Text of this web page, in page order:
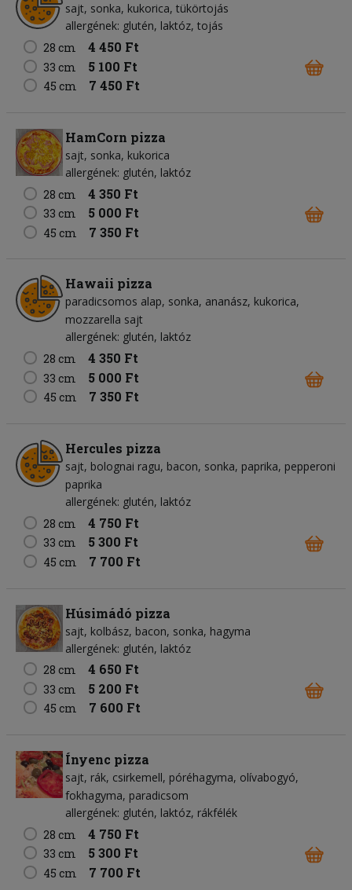
sajt sonka kukorica tükörtojás
allergének: glutén, laktóz, tojás
28 cm
4 450 Ft
33 cm 5 100 Ft
45 cm 7 450 Ft
HamCorn pizza
sajt sonka kukorica
allergének: glutén, laktóz
28 cm
4 350 Ft
33 cm 5 000 Ft
45 cm 7 350 Ft
Hawaii pizza
paradicsomos alap sonka ananász kukorica
mozzarella sajt
allergének: glutén, laktóz
28 cm
4 350 Ft
33 cm 5 000 Ft
45 cm 7 350 Ft
Hercules pizza
sajt bolognai ragu bacon sonka paprika pepperoni
paprika
allergének: glutén, laktóz
28 cm
4 750 Ft
33 cm 5 300 Ft
45 cm 7 700 Ft
Húsimádó pizza
sajt kolbász bacon sonka hagyma
allergének: glutén, laktóz
28 cm
4 650 Ft
33 cm 5 200 Ft
45 cm 7 600 Ft
Ínyenc pizza
sajt rák csirkemell póréhagyma olívabogyó
fokhagyma paradicsom
allergének: glutén, laktóz, rákfélék
28 cm
4 750 Ft
33 cm 5 300 Ft
45 cm 7 700 Ft